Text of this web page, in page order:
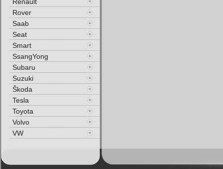
Rover
Saab
Seat
Smart
SsangYong
Subaru
Suzuki
Škoda
Tesla
Toyota
Volvo
VW